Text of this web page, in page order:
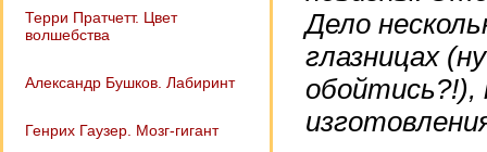
Терри Пратчетт. Цвет
волшебства
Александр Бушков. Лабиринт
Генрих Гаузер. Мозг-гигант
Дело
глазницах
обойтись?!),